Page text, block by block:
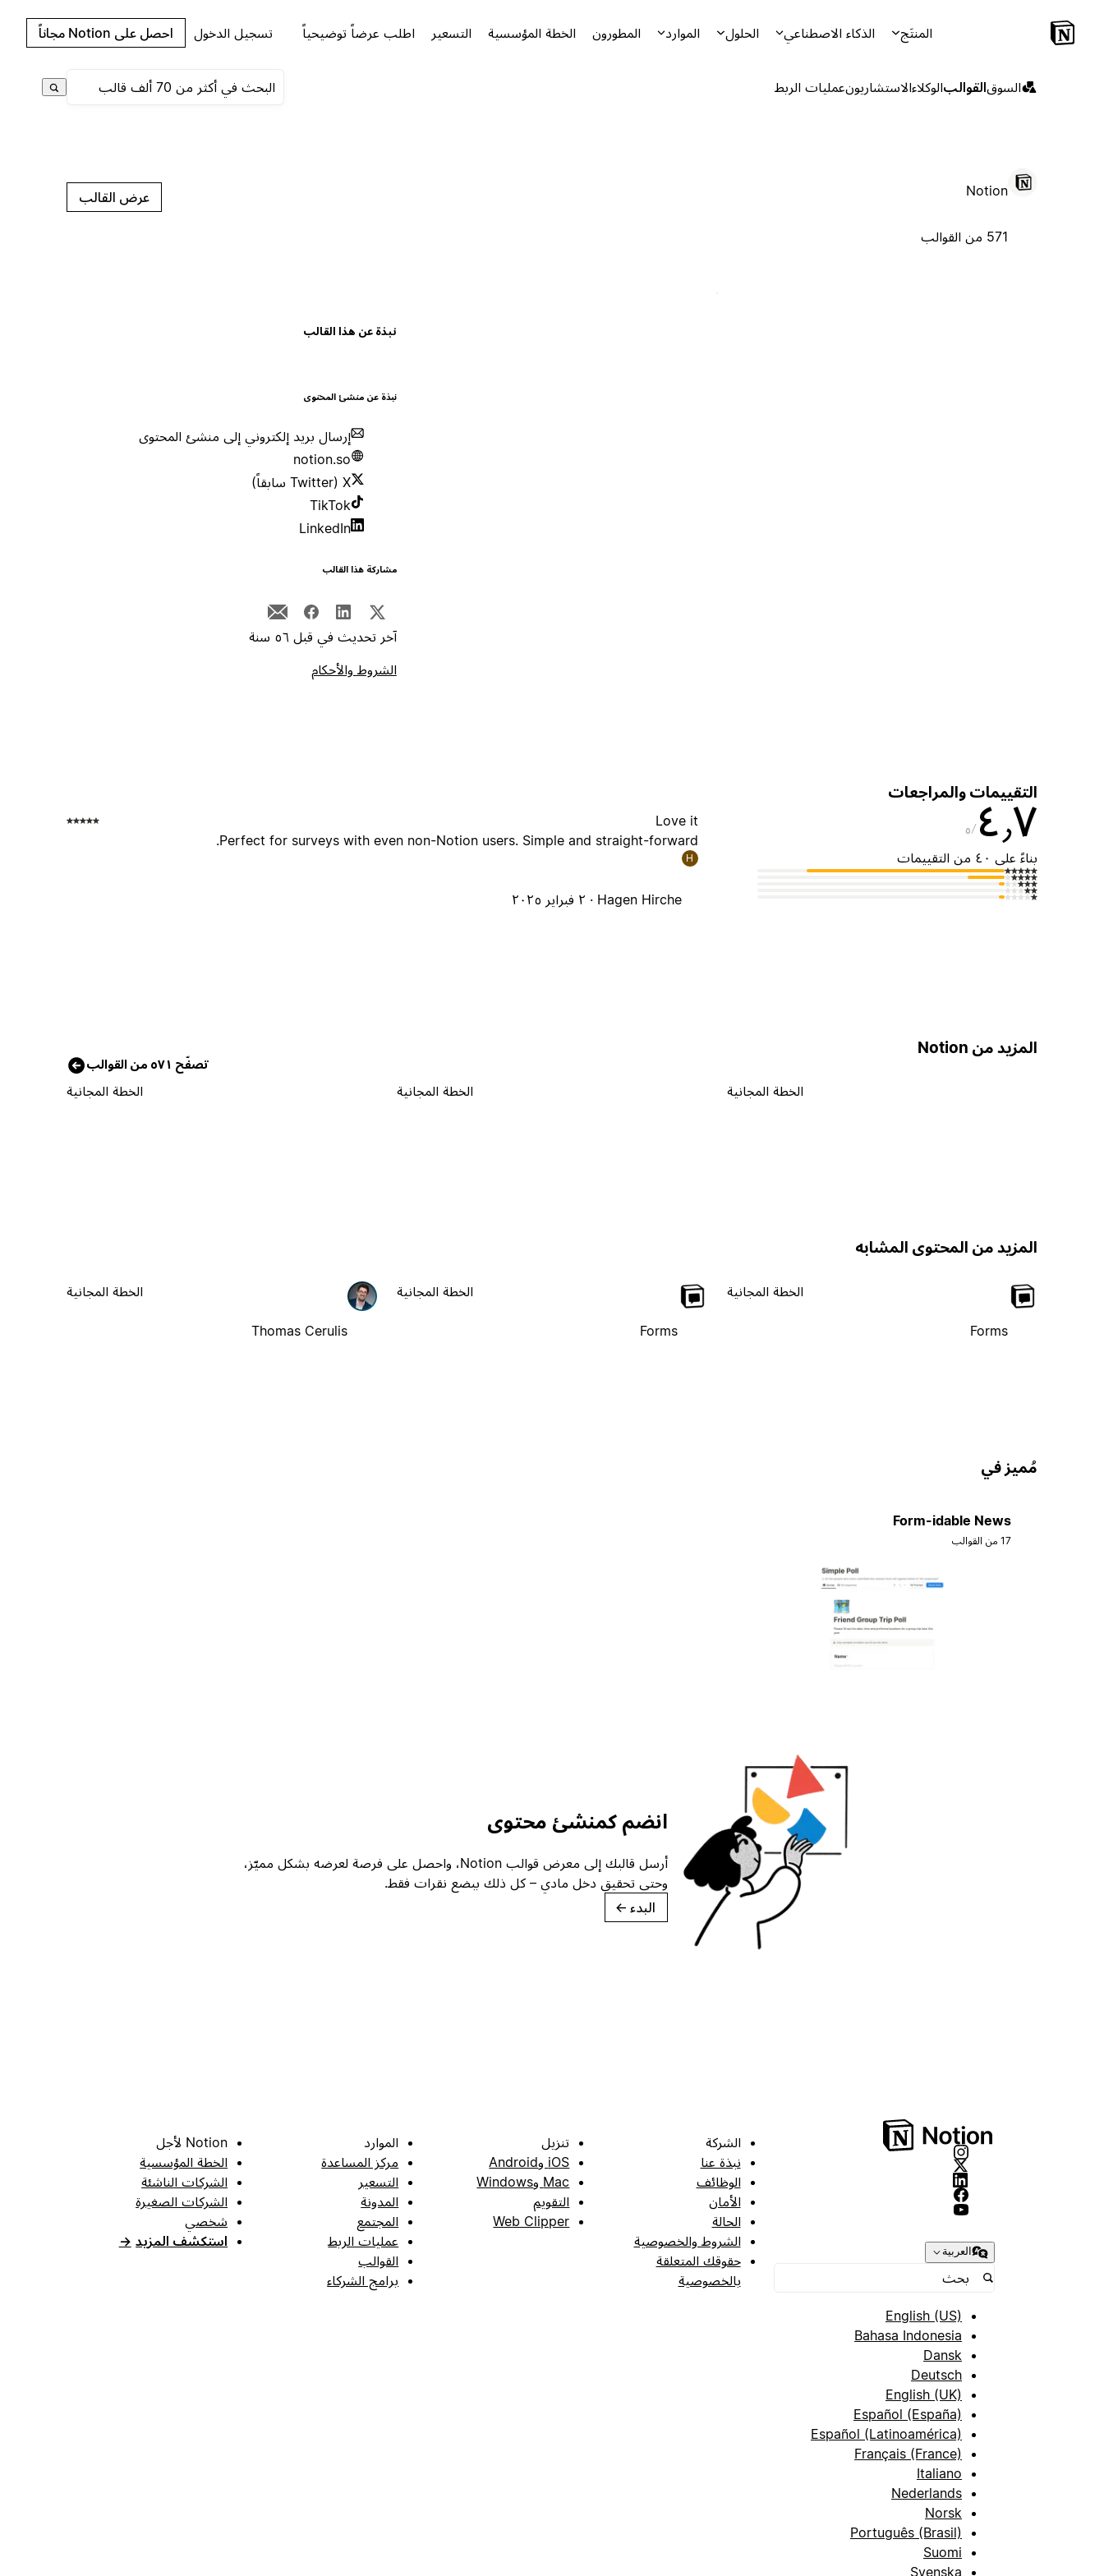
المنتَج الذكاء الاصطناعي الحلول الموارد المطورون الخطة المؤسسية التسعير اطلب عرضاً توضيحياً تسجيل الدخول احصل على Notion مجاناً
السوقالقوالبالوكلاءالاستشاريونعمليات الربط
Notion
571 من القوالب
عرض القالب
نبذة عن هذا القالب
نبذة عن منشئ المحتوى
إرسال بريد إلكتروني إلى منشئ المحتوى
notion.so
X (Twitter سابقاً)
TikTok
LinkedIn
مشاركة هذا القالب
آخر تحديث في قبل ٥٦ سنة
الشروط والأحكام
التقييمات والمراجعات
٤٫٧ ٥
بناءً على ٤٠ من التقييمات
Love it
Perfect for surveys with even non-Notion users. Simple and straight-forward.
H
Hagen Hirche · ٢ فبراير ٢٠٢٥
المزيد من Notion
تصفّح ٥٧١ من القوالب
الخطة المجانية الخطة المجانية الخطة المجانية
المزيد من المحتوى المشابه
Forms
الخطة المجانية
Forms
الخطة المجانية
Thomas Cerulis
الخطة المجانية
مُميز في
Form-idable News
17 من القوالب
انضم كمنشئ محتوى
أرسل قالبك إلى معرض قوالب Notion، واحصل على فرصة لعرضه بشكل مميّز،
وحتى تحقيق دخل مادي – كل ذلك ببضع نقرات فقط.
البدء →
العربية
English (US)
Bahasa Indonesia
Dansk
Deutsch
English (UK)
Español (España)
Español (Latinoamérica)
Français (France)
Italiano
Nederlands
Norsk
Português (Brasil)
Suomi
Svenska
الشركة
نبذة عنا
الوظائف
الأمان
الحالة
الشروط والخصوصية
حقوقك المتعلقة
بالخصوصية
تنزيل
iOS وAndroid
Mac وWindows
التقويم
Web Clipper
الموارد
مركز المساعدة
التسعير
المدونة
المجتمع
عمليات الربط
القوالب
برامج الشركاء
Notion لأجل
الخطة المؤسسية
الشركات الناشئة
الشركات الصغيرة
شخصي
استكشف المزيد →